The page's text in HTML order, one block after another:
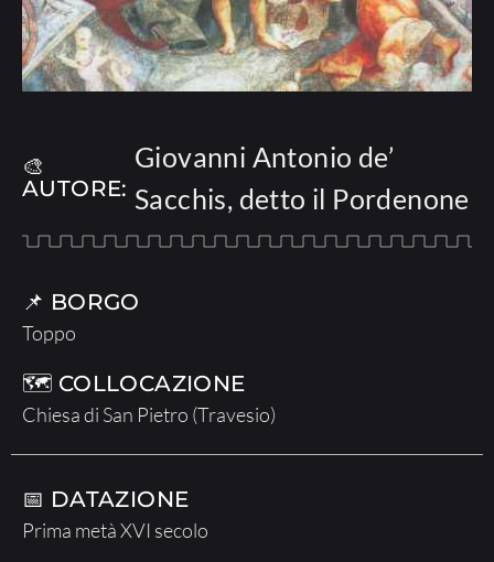
🎨
AUTORE:
Giovanni Antonio de’
Sacchis, detto il Pordenone
📌 BORGO
Toppo
🗺 COLLOCAZIONE
Chiesa di San Pietro (Travesio)
📅 DATAZIONE
Prima metà XVI secolo